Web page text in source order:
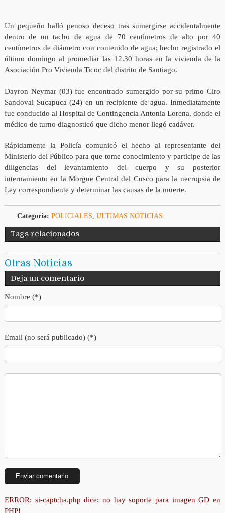
Un pequeño halló penoso deceso tras sumergirse accidentalmente
dentro de un tacho de agua de 70 centímetros de alto por 40
centímetros de diámetro con contenido de agua; hecho registrado el
último domingo al promediar las 12.30 horas en la vivienda de la
Asociación Pro Vivienda Ticoc del distrito de Santiago.
Dayron Neymar (03) fue encontrado sumergido por su primo Ciro
Sandoval Sucapuca (24) en un recipiente de agua. Inmediatamente
fue conducido al Hospital de Contingencia Antonia Lorena, donde el
médico de turno diagnosticó que dicho menor llegó cadáver.
Rápidamente la Policía comunicó el hecho al representante del
Ministerio del Público para que tome conocimiento y participe de las
diligencias del levantamiento del cuerpo y su posterior
internamiento en la Morgue Central del Cusco para la necropsia de
Ley correspondiente y determinar las causas de la muerte.
Categoría: POLICIALES, ULTIMAS NOTICIAS
Tags relacionados
Otras Noticias
Deja un comentario
Nombre (*)
Email (no será publicado) (*)
ERROR: si-captcha.php dice: no hay soporte para imagen GD en
PHP!